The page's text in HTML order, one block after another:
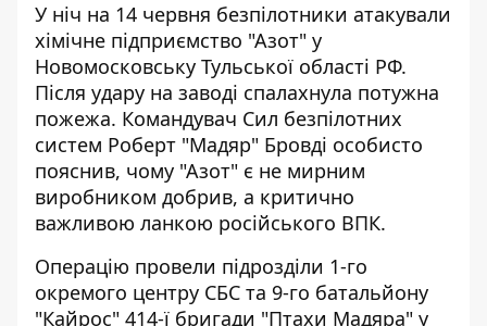
У ніч на 14 червня безпілотники атакували
хімічне підприємство "Азот" у
Новомосковську Тульської області РФ.
Після удару на заводі спалахнула потужна
пожежа. Командувач Сил безпілотних
систем Роберт "Мадяр" Бровді особисто
пояснив, чому "Азот" є не мирним
виробником добрив, а критично
важливою ланкою російського ВПК.
Операцію провели підрозділи 1-го
окремого центру СБС та 9-го батальйону
"Кайрос" 414-ї бригади "Птахи Мадяра" у